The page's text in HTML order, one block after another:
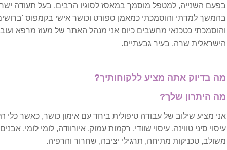
פציעות ספורט
פריצת דיסק
בעיות מערכת עיכול
בקע סרעפתי
בפעם השנייה, למטפל מוסמך במאסז לסוגיו הרבים, בעל תעודה
בהמשך למדתי והוסמכתי כמאמן ספורט וכושר אישי בקמפוס
והוסמכתי כטכנאי מחשבים כיום אני מנהל האתר של מעוז מרפא
הישראלית שרה, בעיר גבעתיים.
מה בדיוק אתה מציע ללקוחותיך?
מה היתרון שלך?
אני מציע שילוב של עבודה טיפולית ביחד עם אימון כושר, כאשר כלי
עיסוי סיני טווינה, עיסוי שוודי, רקמות עמוק, איורוודה, לומי לומי,
משולב, טכניקות מתיחה, תרגילי יציבה, שחרור והרפיה.